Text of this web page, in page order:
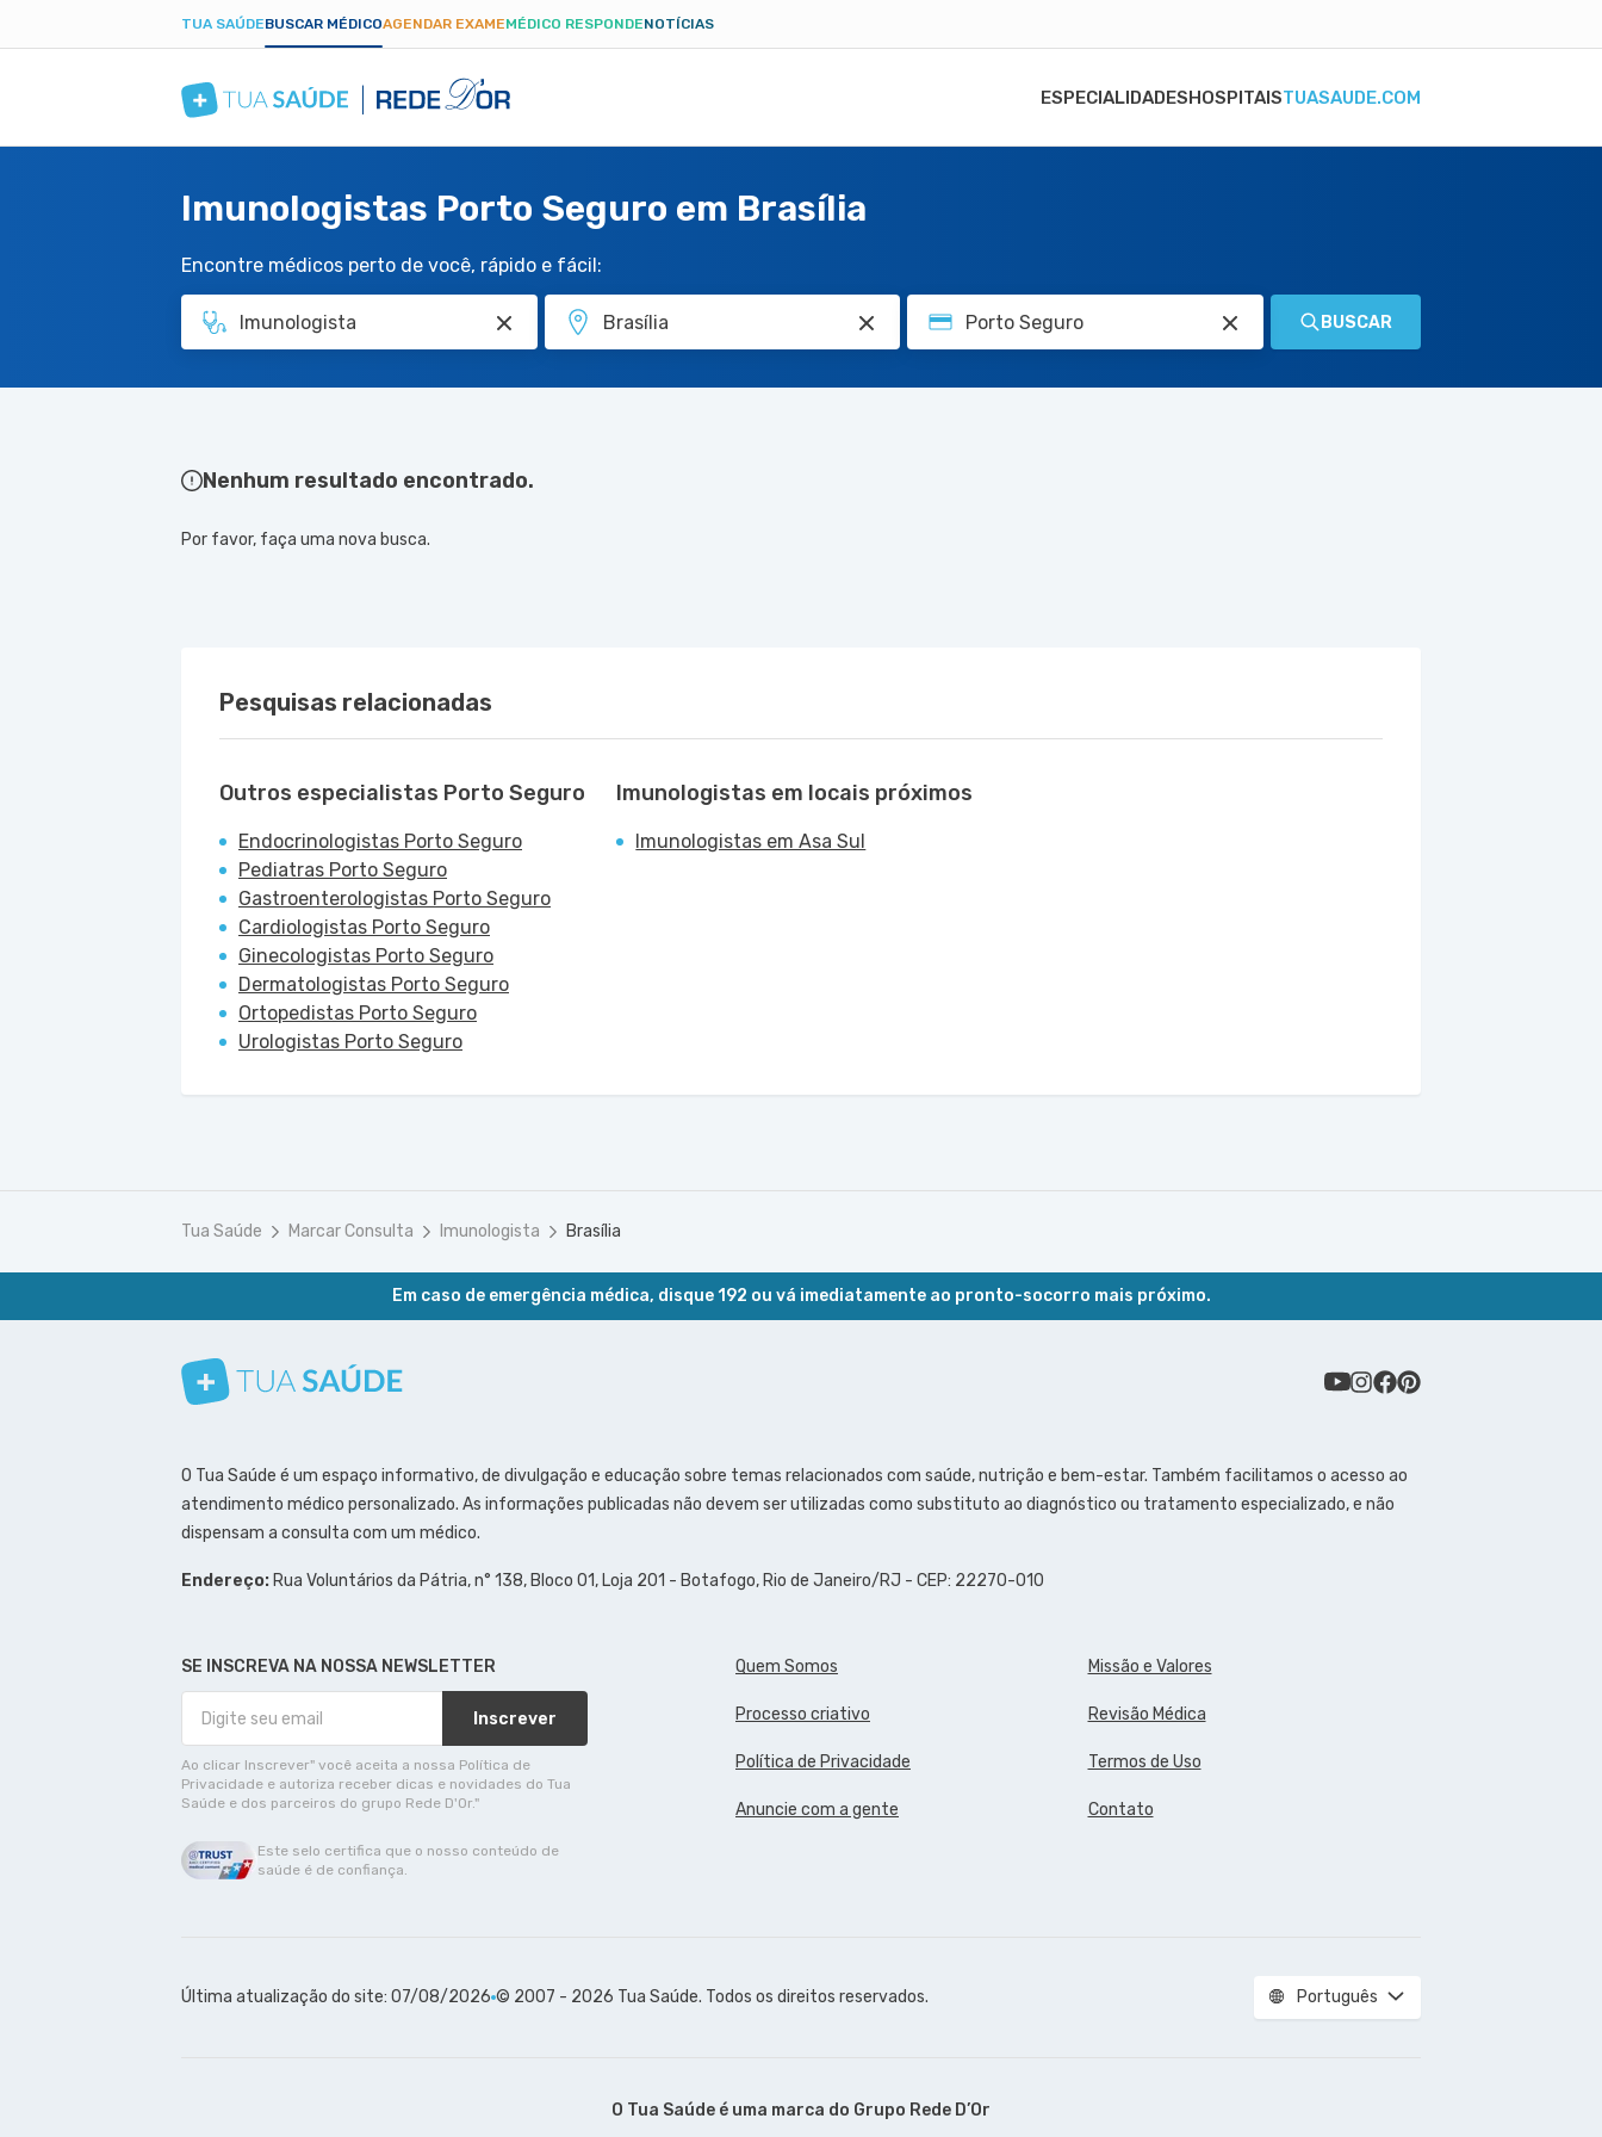
TUA SAÚDEBUSCAR MÉDICOAGENDAR EXAMEMÉDICO RESPONDENOTÍCIAS
ESPECIALIDADESHOSPITAISTUASAUDE.COM
Imunologistas Porto Seguro em Brasília
Encontre médicos perto de você, rápido e fácil:
BUSCAR
Nenhum resultado encontrado.
Por favor, faça uma nova busca.
Pesquisas relacionadas
Outros especialistas Porto Seguro
Endocrinologistas Porto Seguro
Pediatras Porto Seguro
Gastroenterologistas Porto Seguro
Cardiologistas Porto Seguro
Ginecologistas Porto Seguro
Dermatologistas Porto Seguro
Ortopedistas Porto Seguro
Urologistas Porto Seguro
Imunologistas em locais próximos
Imunologistas em Asa Sul
Tua Saúde Marcar Consulta Imunologista Brasília
Em caso de emergência médica, disque 192 ou vá imediatamente ao pronto-socorro mais próximo.
Conheça nosso canal
Siga a gente no Instagram
Siga a gente no Facebook
Siga a gente no Pinterest
O Tua Saúde é um espaço informativo, de divulgação e educação sobre temas relacionados com saúde, nutrição e bem-estar. Também facilitamos o acesso ao
atendimento médico personalizado. As informações publicadas não devem ser utilizadas como substituto ao diagnóstico ou tratamento especializado, e não
dispensam a consulta com um médico.
Endereço: Rua Voluntários da Pátria, n° 138, Bloco 01, Loja 201 - Botafogo, Rio de Janeiro/RJ - CEP: 22270-010
SE INSCREVA NA NOSSA NEWSLETTER
Inscrever
Ao clicar Inscrever" você aceita a nossa Política de
Privacidade e autoriza receber dicas e novidades do Tua
Saúde e dos parceiros do grupo Rede D'Or."
Quem Somos Missão e Valores
Processo criativo Revisão Médica
Política de Privacidade Termos de Uso
Anuncie com a gente Contato
Este selo certifica que o nosso conteúdo de
saúde é de confiança.
Última atualização do site: 07/08/2026 © 2007 - 2026 Tua Saúde. Todos os direitos reservados. Português
O Tua Saúde é uma marca do Grupo Rede D’Or